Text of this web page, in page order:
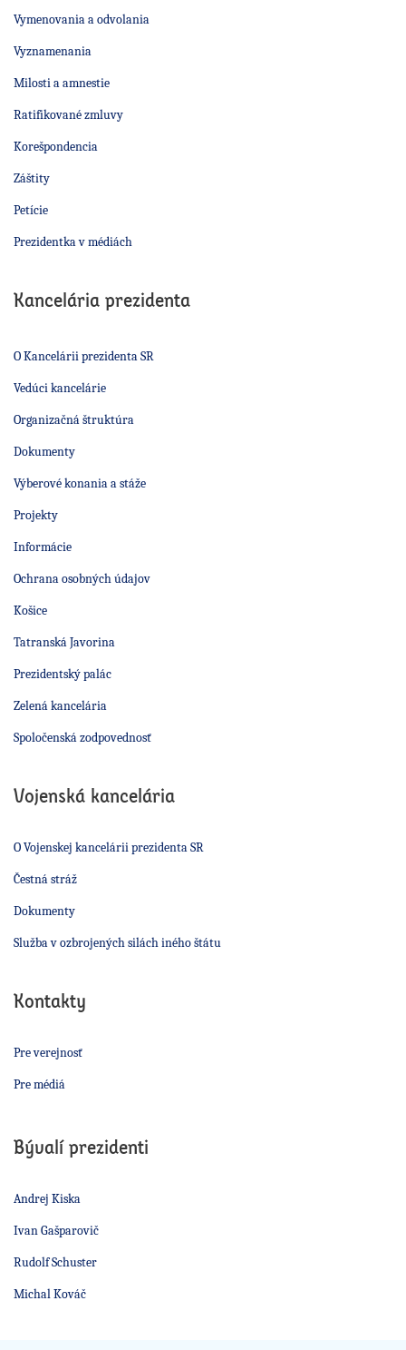
Vymenovania a odvolania
Vyznamenania
Milosti a amnestie
Ratifikované zmluvy
Korešpondencia
Záštity
Petície
Prezidentka v médiách
Kancelária prezidenta
O Kancelárii prezidenta SR
Vedúci kancelárie
Organizačná štruktúra
Dokumenty
Výberové konania a stáže
Projekty
Informácie
Ochrana osobných údajov
Košice
Tatranská Javorina
Prezidentský palác
Zelená kancelária
Spoločenská zodpovednosť
Vojenská kancelária
O Vojenskej kancelárii prezidenta SR
Čestná stráž
Dokumenty
Služba v ozbrojených silách iného štátu
Kontakty
Pre verejnosť
Pre médiá
Bývalí prezidenti
Andrej Kiska
Ivan Gašparovič
Rudolf Schuster
Michal Kováč